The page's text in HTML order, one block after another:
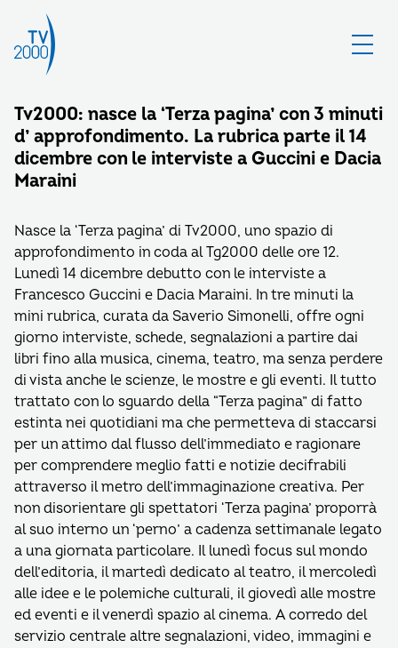
Tv2000: nasce la ‘Terza pagina’ con 3 minuti
d’ approfondimento. La rubrica parte il 14
dicembre con le interviste a Guccini e Dacia
Maraini
Nasce la ‘Terza pagina’ di Tv2000, uno spazio di
approfondimento in coda al Tg2000 delle ore 12.
Lunedì 14 dicembre debutto con le interviste a
Francesco Guccini e Dacia Maraini. In tre minuti la
mini rubrica, curata da Saverio Simonelli, offre ogni
giorno interviste, schede, segnalazioni a partire dai
libri fino alla musica, cinema, teatro, ma senza perdere
di vista anche le scienze, le mostre e gli eventi. Il tutto
trattato con lo sguardo della “Terza pagina” di fatto
estinta nei quotidiani ma che permetteva di staccarsi
per un attimo dal flusso dell’immediato e ragionare
per comprendere meglio fatti e notizie decifrabili
attraverso il metro dell’immaginazione creativa. Per
non disorientare gli spettatori ‘Terza pagina’ proporrà
al suo interno un ‘perno’ a cadenza settimanale legato
a una giornata particolare. Il lunedì focus sul mondo
dell’editoria, il martedì dedicato al teatro, il mercoledì
alle idee e le polemiche culturali, il giovedì alle mostre
ed eventi e il venerdì spazio al cinema. A corredo del
servizio centrale altre segnalazioni, video, immagini e